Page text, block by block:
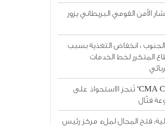
الأمن القومي البريطاني يزور
: انخفاض التغذية بسبب
المتكرر لخط الخدمات
"CMA CGM" تُنجز الاستحواذ على
فتّال
فتح المجال لملء مركز رئيس